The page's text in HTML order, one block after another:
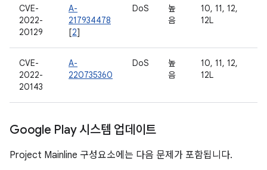
CVE-
2022-
20129
A-
217934478
[2]
DoS
높
음
10, 11, 12,
12L
CVE-
2022-
20143
A-
220735360
DoS
높
음
10, 11, 12,
12L
Google Play 시스템 업데이트
Project Mainline 구성요소에는 다음 문제가 포함됩니다.